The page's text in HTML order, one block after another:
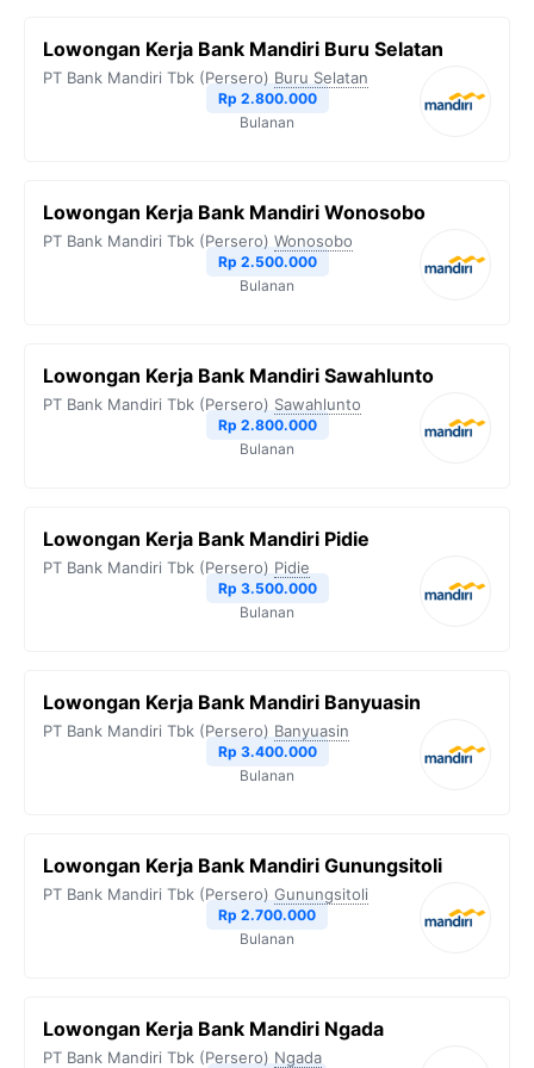
o
e
r
A
n
k
Lowongan Kerja Bank Mandiri Buru Selatan
PT Bank Mandiri Tbk (Persero) Buru Selatan
Rp 2.800.000
Bulanan
Lowongan Kerja Bank Mandiri Wonosobo
PT Bank Mandiri Tbk (Persero) Wonosobo
Rp 2.500.000
Bulanan
Lowongan Kerja Bank Mandiri Sawahlunto
PT Bank Mandiri Tbk (Persero) Sawahlunto
Rp 2.800.000
Bulanan
Lowongan Kerja Bank Mandiri Pidie
PT Bank Mandiri Tbk (Persero) Pidie
Rp 3.500.000
Bulanan
Lowongan Kerja Bank Mandiri Banyuasin
PT Bank Mandiri Tbk (Persero) Banyuasin
Rp 3.400.000
Bulanan
Lowongan Kerja Bank Mandiri Gunungsitoli
PT Bank Mandiri Tbk (Persero) Gunungsitoli
Rp 2.700.000
Bulanan
Lowongan Kerja Bank Mandiri Ngada
PT Bank Mandiri Tbk (Persero) Ngada